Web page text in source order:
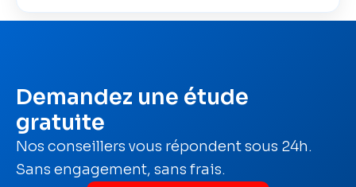
Demandez une étude
gratuite
Nos conseillers vous répondent sous 24h.
Sans engagement, sans frais.